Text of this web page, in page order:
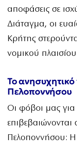
αποφάσεις σε
Διάταγμα, οι
Κρήτης
νομικού
Το
Πελοποννήσου
Οι φόβοι μας για
Πελοποννήσου: Η